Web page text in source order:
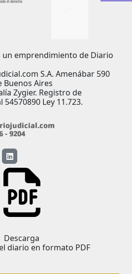
un emprendimiento de Diario
S.A. Amenábar 590
Buenos Aires
Zygier. Registro de
Ley 11.723.
Descarga
diario en formato PDF